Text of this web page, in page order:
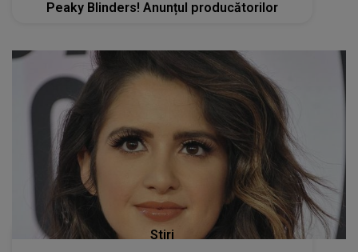
Peaky Blinders! Anunțul producătorilor
Stiri